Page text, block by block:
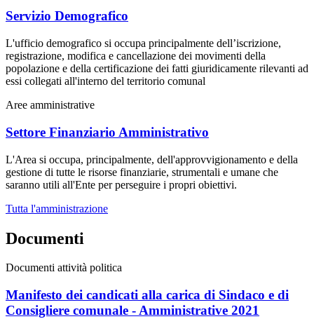
Servizio Demografico
L'ufficio demografico si occupa principalmente dell’iscrizione,
registrazione, modifica e cancellazione dei movimenti della
popolazione e della certificazione dei fatti giuridicamente rilevanti ad
essi collegati all'interno del territorio comunal
Aree amministrative
Settore Finanziario Amministrativo
L'Area si occupa, principalmente, dell'approvvigionamento e della
gestione di tutte le risorse finanziarie, strumentali e umane che
saranno utili all'Ente per perseguire i propri obiettivi.
Tutta l'amministrazione
Documenti
Documenti attività politica
Manifesto dei candicati alla carica di Sindaco e di
Consigliere comunale - Amministrative 2021